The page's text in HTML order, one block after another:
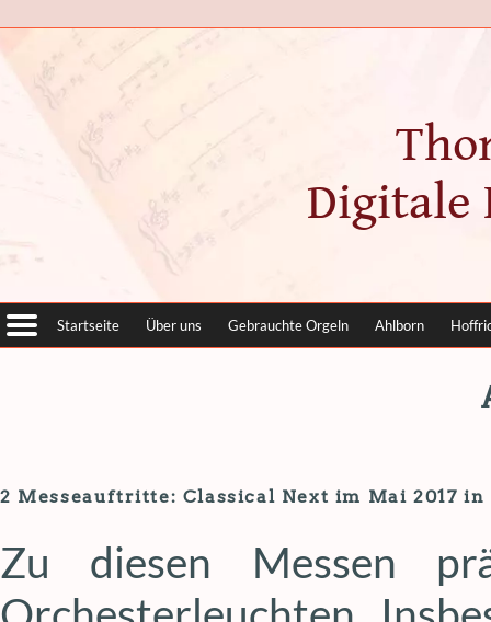
Digitale
Startseite Über uns Gebrauchte Orgeln Ahlborn
2 Messeauftritte: Classical Next im Mai 2017
Zu diesen Messen